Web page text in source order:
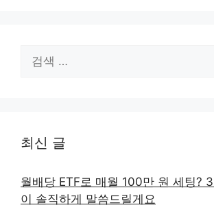
색:
최신 글
월배당 ETF로 매월 100만 원 세팅?
이 솔직하게 말씀드릴게요